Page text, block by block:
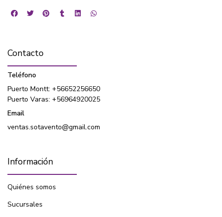
Contacto
Teléfono
Puerto Montt: +56652256650
Puerto Varas: +56964920025
Email
ventas.sotavento@gmail.com
Información
Quiénes somos
Sucursales